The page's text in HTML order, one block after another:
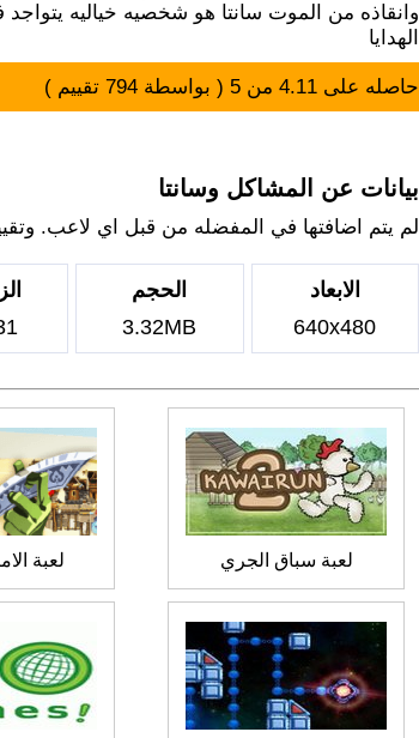
وانقاذه من الموت سانتا هو شخصيه خياليه يتواجد
الهدايا
حاصله على 4.11 من 5 ( بواسطة 794 تقييم )
بيانات عن المشاكل وسانتا
لم يتم اضافتها في المفضله من قبل اي لاعب. وتقييمها
الابعاد
640x480
الحجم
3.32MB
لعبة سباق الجري لعبة